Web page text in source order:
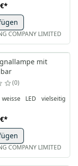
*
COMPANY LIMITED
mit
0
LED vielseitig
*
COMPANY LIMITED